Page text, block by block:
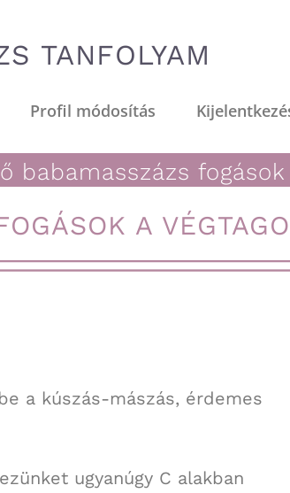
TANFOLYAM
Profil módosítás
babamasszázs fogások
A
a kúszás-mászás, érdemes
ugyanúgy C alakban